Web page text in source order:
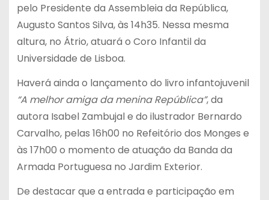
pelo Presidente da Assembleia da República,
Augusto Santos Silva, às 14h35. Nessa mesma
altura, no Átrio, atuará o Coro Infantil da
Universidade de Lisboa.
Haverá ainda o lançamento do livro infantojuvenil
“A melhor amiga da menina República”, da
autora Isabel Zambujal e do ilustrador Bernardo
Carvalho, pelas 16h00 no Refeitório dos Monges e
às 17h00 o momento de atuação da Banda da
Armada Portuguesa no Jardim Exterior.
De destacar que a entrada e participação em